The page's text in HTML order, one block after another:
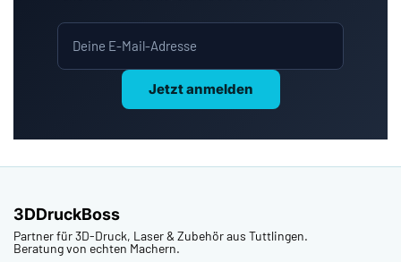
Jetzt anmelden
3DDruckBoss
Partner für 3D-Druck, Laser & Zubehör aus Tuttlingen.
Beratung von echten Machern.